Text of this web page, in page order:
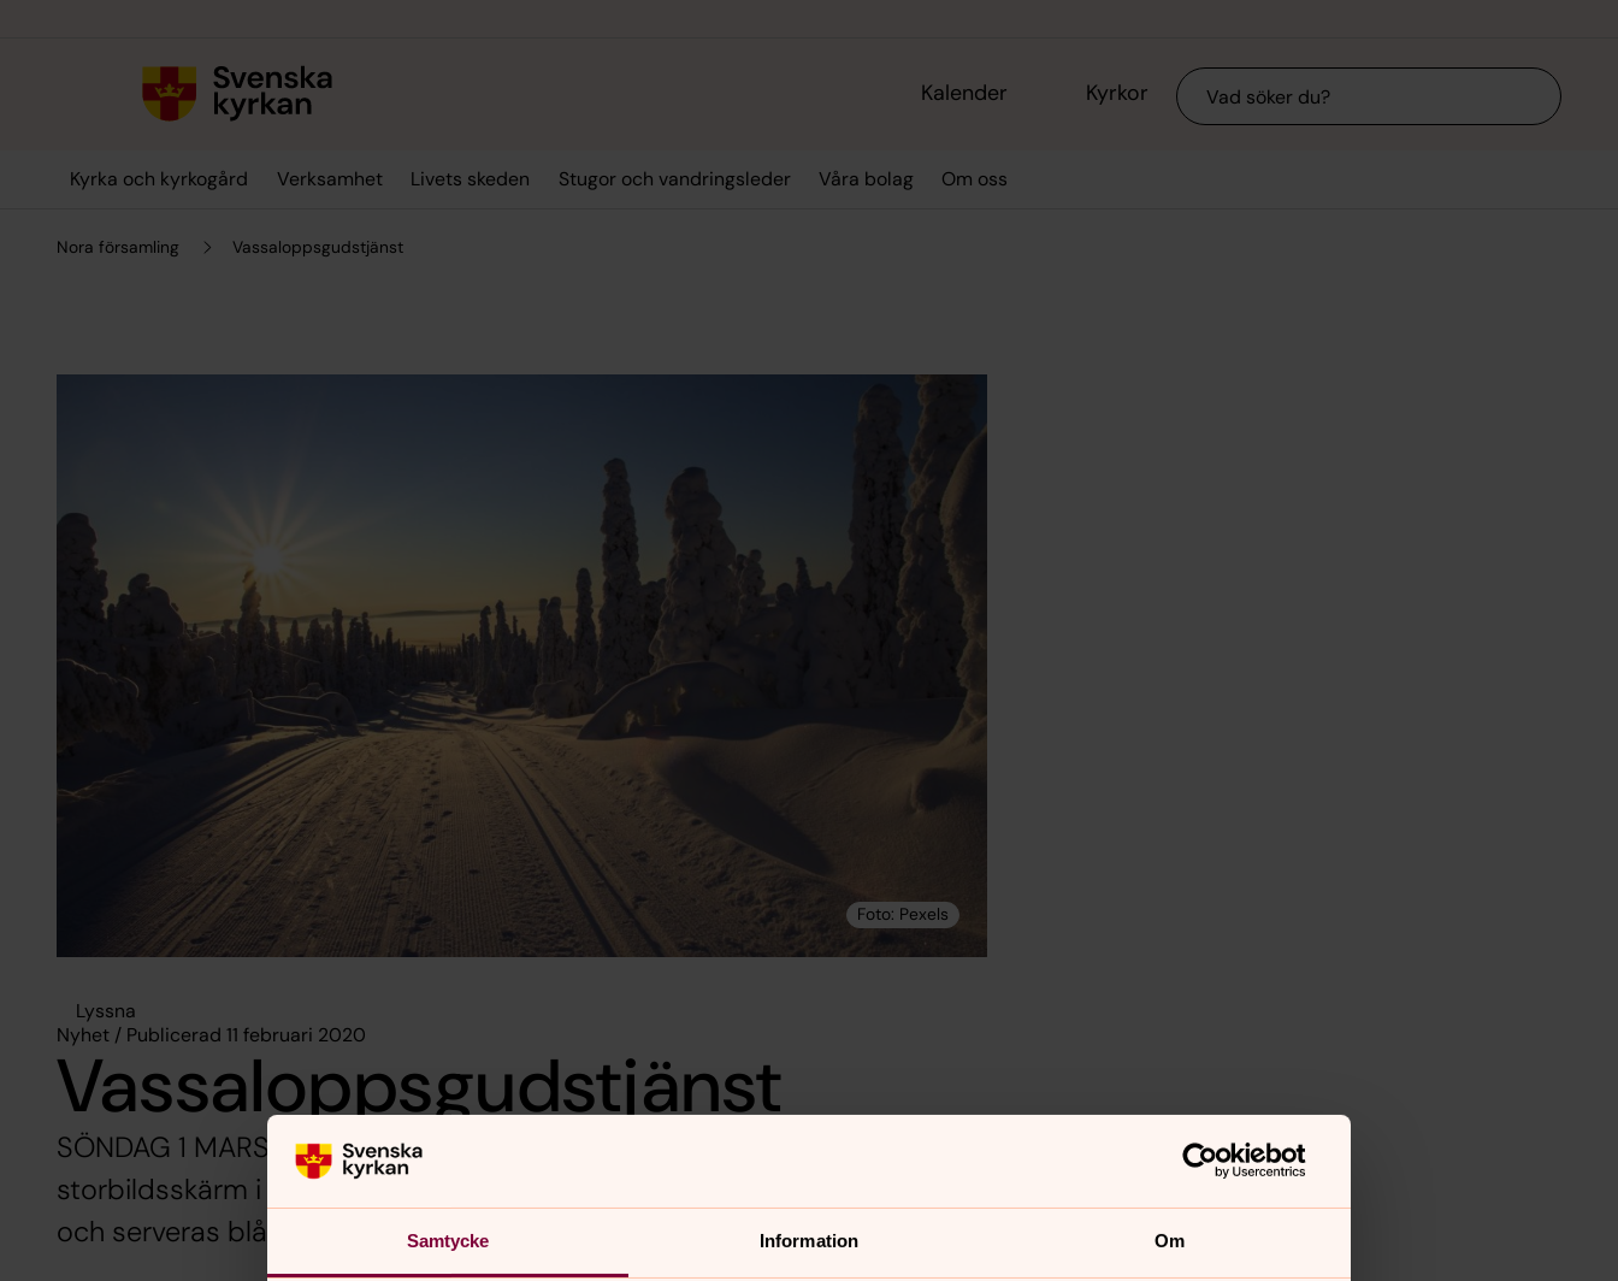
Samtycke Information Om
Kalender Kyrkor Sök
Kyrka och kyrkogård Verksamhet Livets skeden Stugor och vandringsleder Våra bolag Om oss
Nora församling Vassaloppsgudstjänst
Lyssna
Nyhet / Publicerad 11 februari 2020
Vassaloppsgudstjänst
SÖNDAG 1 MARS 11.00. Se slutspurten i vasaloppet på
storbildsskärm i församlingshemmet. Vi firar en enkel gudstjänst
och serveras blåbärssoppa och semlor till kyrkkaffet. Välkommen!